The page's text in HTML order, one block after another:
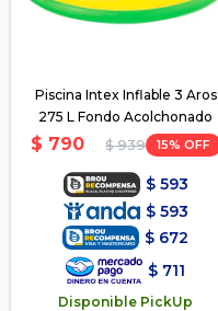
Piscina Intex Inflable 3 Aros
275 L Fondo Acolchonado
$ 790 $ 939 15
$ 593
$ 593
$ 672
$ 711
Disponible PickUp